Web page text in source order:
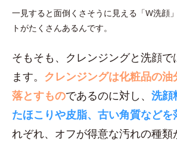
一見すると面倒くさそうに見える「W洗顔
トがたくさんあるんです。
そもそも、クレンジングと洗顔で
ます。 クレンジングは化粧品の油
落とすものであるのに対し、 洗顔
たほこりや皮脂、古い角質などを
れぞれ、オフが得意な汚れの種類